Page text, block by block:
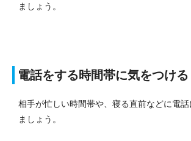
ましょう。
電話をする時間帯に気をつける
相手が忙しい時間帯や、寝る直前などに電
ましょう。